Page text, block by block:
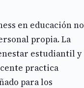
en educación no
propia. La
estudiantil y
practica
para los